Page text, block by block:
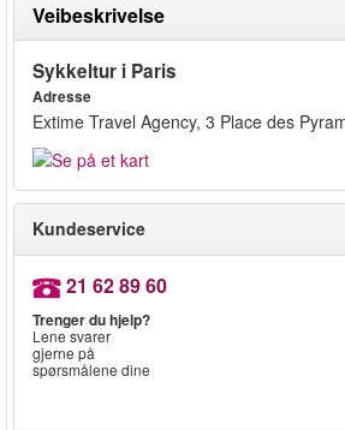
Veibeskrivelse
Sykkeltur i Paris
Adresse
Extime Travel Agency, 3 Place des
Kundeservice
21 62 89 60
Trenger du hjelp?
Lene svarer
gjerne på
spørsmålene dine